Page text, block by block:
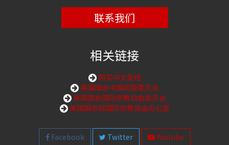
联系我们
相关链接
购买中文圣经
美国国会中国问题委员会
美国国会国际宗教自由委员会
美国国务院国际宗教自由办公室
Facebook Twitter Youtube